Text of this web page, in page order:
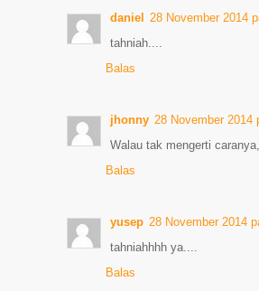
daniel
28 November 2014
tahniah....
Balas
jhonny 28 November 2014
Walau tak mengerti
Balas
yusep 28 November 2014
tahniahhhh ya....
Balas